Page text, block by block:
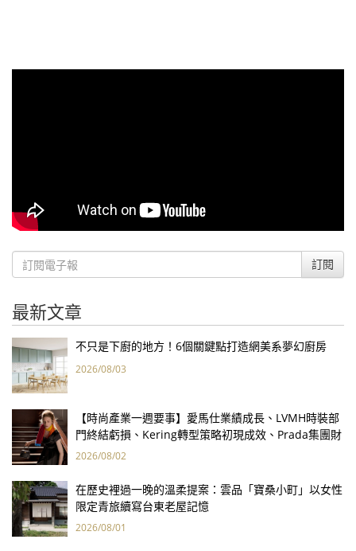
訂閱
最新文章
不只是下廚的地方！6個關鍵點打造網美系夢幻廚房
2026/08/03
【時尚產業一週要事】愛馬仕業績成長、LVMH時裝部
門終結虧損、Kering轉型策略初現成效、Prada集團財
報亮眼
2026/08/02
在歷史裡過一晚的溫柔提案：雲品「寶桑小町」以女性
限定青旅續寫台東老屋記憶
2026/08/01